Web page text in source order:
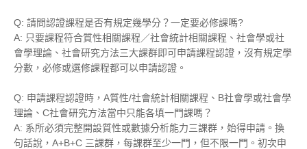
Q: 請問認證課程是否有規定幾學分？一定要必修課嗎?
A: 只要課程符合質性相關課程／社會統計相關課程、社會學或社
會學理論、社會研究方法三大課群即可申請課程認證，沒有規定學
分數，必修或選修課程都可以申請認證。
Q: 申請課程認證時，A質性/社會統計相關課程、B社會學或社會學
理論、C社會研究方法當中只能各填一門課嗎？
A: 系所必須完整開設質性或數據分析能力三課群，始得申請。換
句話說，A+B+C 三課群，每課群至少一門，但不限一門。初次申